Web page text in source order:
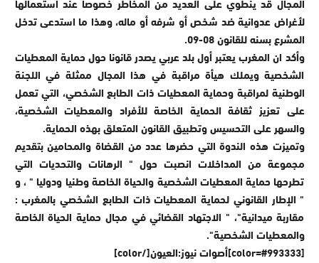
لأغراض عدوانية ضد شخص أو شرفه أو ماله، وهذا ما استدعى تدخل
المشرع بسنه للقانون 08-09.
وأكد ان المغرب يعتبر أول بلد عربي يصدر قانونا حول حماية المعطيات
الشخصية ويملك هيأة مراقبة في هذا المجال ممثلة في اللجنة
الوطنية لمراقبة وحماية المعطيات ذات الطابع الشخصي، التي تعمل
على تعزيز ثقافة الحماية الخاصة للأفراد والمعطيات الشخصية،
والسهر على التحسيس وتطبيق القانون المتعلق بهذه الحماية.
وتميزت هذه الندوة التي حضرها عدد من القضاة والمحامين بتقديم
مجموعة من المداخلات انصبت حول " الرهانات والتحديات التي
تطرحها حماية المعطيات الشخصية والحياة الخاصة وطنيا ودوليا " ، و
" الإطار القانوني لحماية المعطيات ذات الطابع الشخصي بالمغرب :
مقاربة ميدانية"، " الاجتهاد القضائي في مجال حماية الحياة الخاصة
والمعطيات الشخصية".
[color=#993333]أصوات نيوز:العيون[/color]